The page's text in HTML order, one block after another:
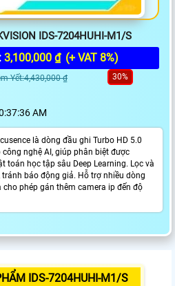
IDS-7204HUHI-M1/S
3,100,000 ₫ (+ VAT 8%)
Yết:4,430,000 ₫ 30%
AM
là dòng đầu ghi Turbo HD 5.0
nghệ AI, giúp phân biệt được
học tập sâu Deep Learning. Lọc và
báo động giả. Hỗ trợ nhiều dòng
phép gán thêm camera ip đến độ
IDS-7204HUHI-M1/S